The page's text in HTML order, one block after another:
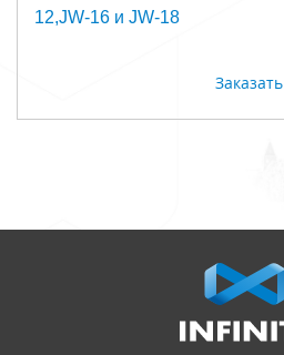
12,JW-16 и JW-18
Заказать